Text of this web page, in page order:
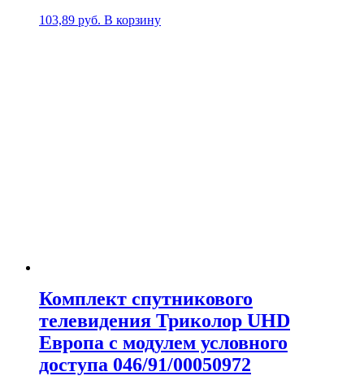
103,89 руб. В корзину
Комплект спутникового
телевидения Триколор UHD
Европа с модулем условного
доступа 046/91/00050972